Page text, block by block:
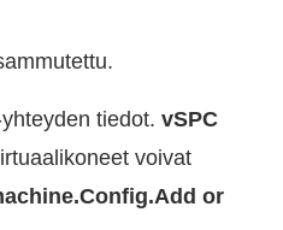
tiedot. vSPC
voivat
or